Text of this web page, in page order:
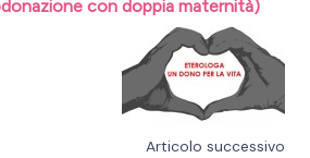
con doppia maternità)
Articolo successivo